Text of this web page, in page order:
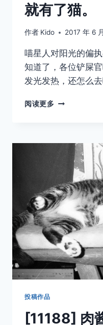
就有了猫。
作者 Kido 2017 年 6
喵星人对阳光的偏
知道了，各位铲屎
发光发热，还怎么
阅读更多
光！
也
就
有
了
猫。
投稿作品
[11188] 肉